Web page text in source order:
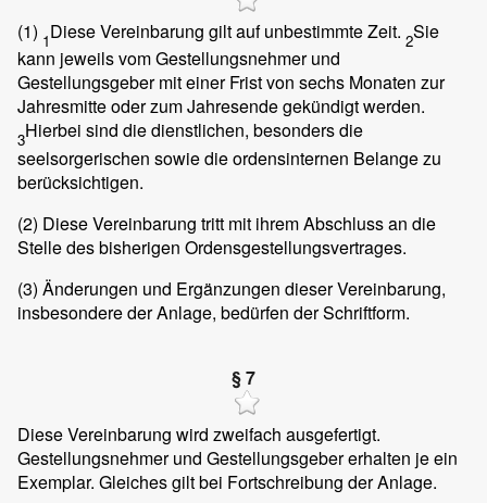
(1) 1Diese Vereinbarung gilt auf unbestimmte Zeit. 2Sie
kann jeweils vom Gestellungsnehmer und
Gestellungsgeber mit einer Frist von sechs Monaten zur
Jahresmitte oder zum Jahresende gekündigt werden.
3Hierbei sind die dienstlichen, besonders die
seelsorgerischen sowie die ordensinternen Belange zu
berücksichtigen.
(2) Diese Vereinbarung tritt mit ihrem Abschluss an die
Stelle des bisherigen Ordensgestellungsvertrages.
(3) Änderungen und Ergänzungen dieser Vereinbarung,
insbesondere der Anlage, bedürfen der Schriftform.
§ 7
Diese Vereinbarung wird zweifach ausgefertigt.
Gestellungsnehmer und Gestellungsgeber erhalten je ein
Exemplar. Gleiches gilt bei Fortschreibung der Anlage.